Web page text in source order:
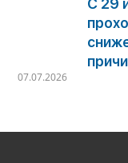
С 29
07.07.2026